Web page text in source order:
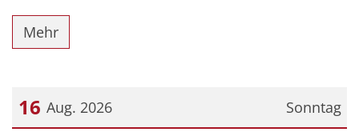
Mehr
Sonntag
16 Aug. 2026